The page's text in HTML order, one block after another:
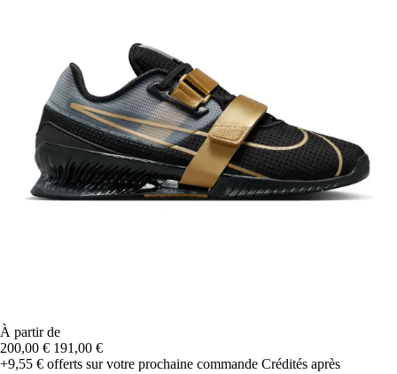
À partir de
200,00 € 191,00 €
+9,55 € offerts sur votre prochaine commande Crédités après